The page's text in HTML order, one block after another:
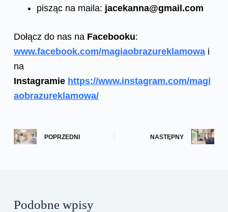
pisząc na maila: jacekanna@gmail.com
Dołącz do nas na Facebooku:
www.facebook.com/magiaobrazureklamowai
na
Instagramie https://www.instagram.com/magi
aobrazureklamowa/
POPRZEDNI NASTĘPNY
Podobne wpisy